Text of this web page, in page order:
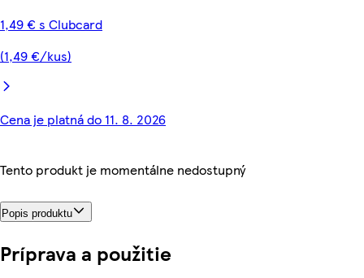
1,49 € s Clubcard
(1,49 €/kus)
Cena je platná do 11. 8. 2026
Tento produkt je momentálne nedostupný
Popis produktu
Príprava a použitie